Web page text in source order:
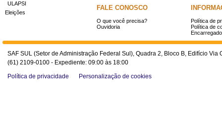
ULAPSI
Eleições
FALE CONOSCO
O que você precisa?
Ouvidoria
Política de
Política de
SAF SUL (Setor de Administração Federal Sul), Quadra 2, Bloco B, Edifício
(61) 2109-0100 - Expediente: 09:00 às 18:00
Política de privacidade
Personalização de cookies